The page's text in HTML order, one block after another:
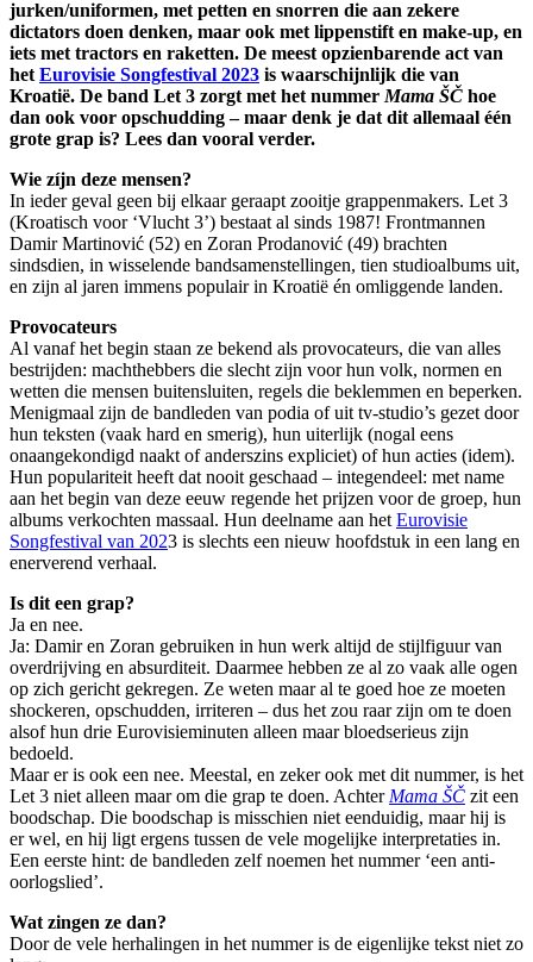
jurken/uniformen, met petten en snorren die aan zekere
dictators doen denken, maar ook met lippenstift en make-up, en
iets met tractors en raketten. De meest opzienbarende act van
het Eurovisie Songfestival 2023 is waarschijnlijk die van
Kroatië. De band Let 3 zorgt met het nummer Mama ŠČ hoe
dan ook voor opschudding – maar denk je dat dit allemaal één
grote grap is? Lees dan vooral verder.
Wie zíjn deze mensen?
In ieder geval geen bij elkaar geraapt zooitje grappenmakers. Let 3
(Kroatisch voor ‘Vlucht 3’) bestaat al sinds 1987! Frontmannen
Damir Martinović (52) en Zoran Prodanović (49) brachten
sindsdien, in wisselende bandsamenstellingen, tien studioalbums uit,
en zijn al jaren immens populair in Kroatië én omliggende landen.
Provocateurs
Al vanaf het begin staan ze bekend als provocateurs, die van alles
bestrijden: machthebbers die slecht zijn voor hun volk, normen en
wetten die mensen buitensluiten, regels die beklemmen en beperken.
Menigmaal zijn de bandleden van podia of uit tv-studio’s gezet door
hun teksten (vaak hard en smerig), hun uiterlijk (nogal eens
onaangekondigd naakt of anderszins expliciet) of hun acties (idem).
Hun populariteit heeft dat nooit geschaad – integendeel: met name
aan het begin van deze eeuw regende het prijzen voor de groep, hun
albums verkochten massaal. Hun deelname aan het Eurovisie
Songfestival van 2023 is slechts een nieuw hoofdstuk in een lang en
enerverend verhaal.
Is dit een grap?
Ja en nee.
Ja: Damir en Zoran gebruiken in hun werk altijd de stijlfiguur van
overdrijving en absurditeit. Daarmee hebben ze al zo vaak alle ogen
op zich gericht gekregen. Ze weten maar al te goed hoe ze moeten
shockeren, opschudden, irriteren – dus het zou raar zijn om te doen
alsof hun drie Eurovisieminuten alleen maar bloedserieus zijn
bedoeld.
Maar er is ook een nee. Meestal, en zeker ook met dit nummer, is het
Let 3 niet alleen maar om die grap te doen. Achter Mama ŠČ zit een
boodschap. Die boodschap is misschien niet eenduidig, maar hij is
er wel, en hij ligt ergens tussen de vele mogelijke interpretaties in.
Een eerste hint: de bandleden zelf noemen het nummer ‘een anti-
oorlogslied’.
Wat zingen ze dan?
Door de vele herhalingen in het nummer is de eigenlijke tekst niet zo